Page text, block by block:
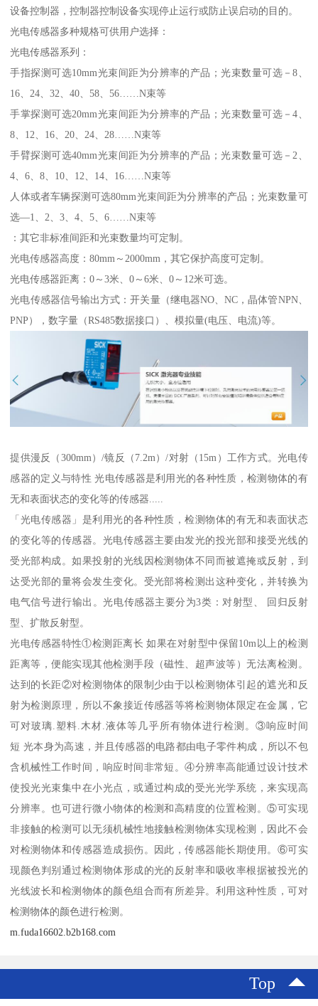
设备控制器，控制器控制设备实现停止运行或防止误启动的目的。
光电传感器多种规格可供用户选择：
光电传感器系列：
手指探测可选10mm光束间距为分辨率的产品；光束数量可选－8、
16、24、32、40、58、56……N束等
手掌探测可选20mm光束间距为分辨率的产品；光束数量可选－4、
8、12、16、20、24、28……N束等
手臂探测可选40mm光束间距为分辨率的产品；光束数量可选－2、
4、6、8、10、12、14、16……N束等
人体或者车辆探测可选80mm光束间距为分辨率的产品；光束数量可
选—1、2、3、4、5、6……N束等
：其它非标准间距和光束数量均可定制。
光电传感器高度：80mm～2000mm，其它保护高度可定制。
光电传感器距离：0～3米、0～6米、0～12米可选。
光电传感器信号输出方式：开关量（继电器NO、NC，晶体管NPN、
PNP），数字量（RS485数据接口）、模拟量(电压、电流)等。
提供漫反（300mm）/镜反（7.2m）/对射（15m）工作方式。光电传
感器的定义与特性 光电传感器是利用光的各种性质，检测物体的有
无和表面状态的变化等的传感器.....
「光电传感器」是利用光的各种性质，检测物体的有无和表面状态
的变化等的传感器。光电传感器主要由发光的投光部和接受光线的
受光部构成。如果投射的光线因检测物体不同而被遮掩或反射，到
达受光部的量将会发生变化。受光部将检测出这种变化，并转换为
电气信号进行输出。光电传感器主要分为3类：对射型、 回归反射
型、扩散反射型。
光电传感器特性①检测距离长 如果在对射型中保留10m以上的检测
距离等，便能实现其他检测手段（磁性、超声波等）无法离检测。
达到的长距②对检测物体的限制少由于以检测物体引起的遮光和反
射为检测原理，所以不象接近传感器等将检测物体限定在金属，它
可对玻璃.塑料.木材.液体等几乎所有物体进行检测。③响应时间
短 光本身为高速，并且传感器的电路都由电子零件构成，所以不包
含机械性工作时间，响应时间非常短。④分辨率高能通过设计技术
使投光光束集中在小光点，或通过构成的受光光学系统，来实现高
分辨率。也可进行微小物体的检测和高精度的位置检测。⑤可实现
非接触的检测可以无须机械性地接触检测物体实现检测，因此不会
对检测物体和传感器造成损伤。因此，传感器能长期使用。⑥可实
现颜色判别通过检测物体形成的光的反射率和吸收率根据被投光的
光线波长和检测物体的颜色组合而有所差异。利用这种性质，可对
检测物体的颜色进行检测。
m.fuda16602.b2b168.com
Top